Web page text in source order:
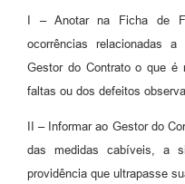
I – Anotar na Ficha de
ocorrências relacionadas
Gestor do Contrato o que é
faltas ou dos defeitos
II – Informar ao Gestor do
das medidas cabíveis, a
providência que ultrapasse